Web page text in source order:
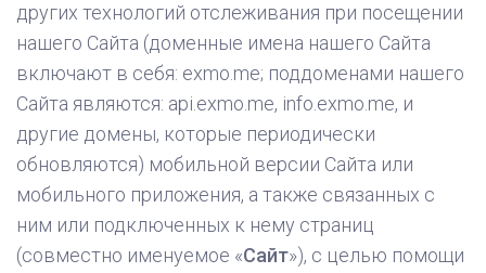
других технологий отслеживания при посещении
нашего Сайта (доменные имена нашего Сайта
включают в себя: exmo.me; поддоменами нашего
Сайта являются: api.exmo.me, info.exmo.me, и
другие домены, которые периодически
обновляются) мобильной версии Сайта или
мобильного приложения, а также связанных с
ним или подключенных к нему страниц
(совместно именуемое «Сайт»), с целью помощи